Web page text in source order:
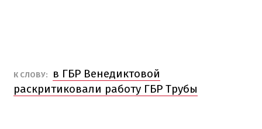
К СЛОВУ:
в ГБР Венедиктовой
раскритиковали работу ГБР Трубы